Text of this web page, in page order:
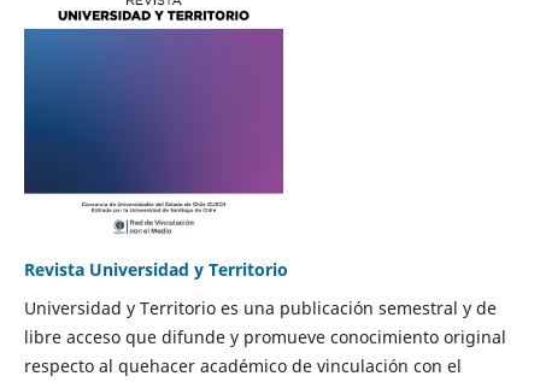
Revista Universidad y Territorio
Universidad y Territorio es una publicación semestral y de
libre acceso que difunde y promueve conocimiento original
respecto al quehacer académico de vinculación con el